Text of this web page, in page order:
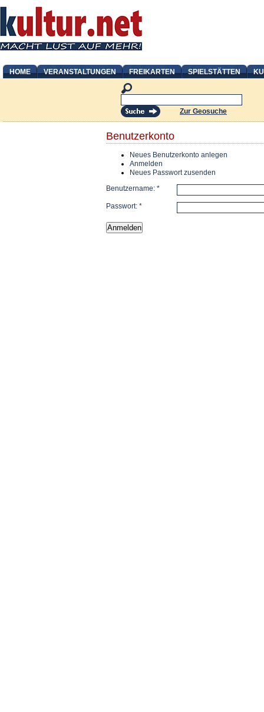
HOME VERANSTALTUNGEN FREIKARTEN SPIELSTÄTTEN
Zur Geosuche
Benutzerkonto
Neues Benutzerkonto anlegen
Anmelden
Neues Passwort zusenden
Benutzername: *
Passwort: *